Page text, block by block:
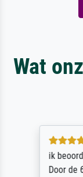
Wat
ik
Door de